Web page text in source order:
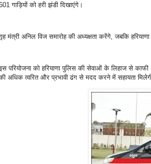
गाड़ियों को हरी झंडी दिखाएंगे।
मंत्री अनिल विज समारोह की अध्यक्षता करेंगे, जबकि
परियोजना को हरियाणा पुलिस की सेवाओं के लिहाज से
अधिक त्वरित और प्रभावी ढंग से मदद करने में सहायता